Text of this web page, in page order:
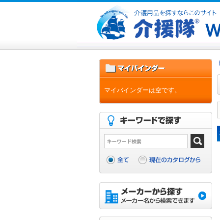
マイバインダーは空です。